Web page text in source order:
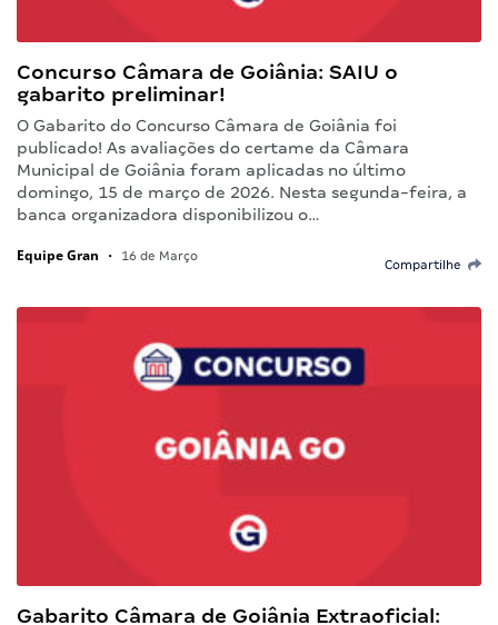
Concurso Câmara de Goiânia: SAIU o
gabarito preliminar!
O Gabarito do Concurso Câmara de Goiânia foi
publicado! As avaliações do certame da Câmara
Municipal de Goiânia foram aplicadas no último
domingo, 15 de março de 2026. Nesta segunda-feira, a
banca organizadora disponibilizou o…
Equipe Gran • 16 de Março
Compartilhe
Gabarito Câmara de Goiânia Extraoficial: